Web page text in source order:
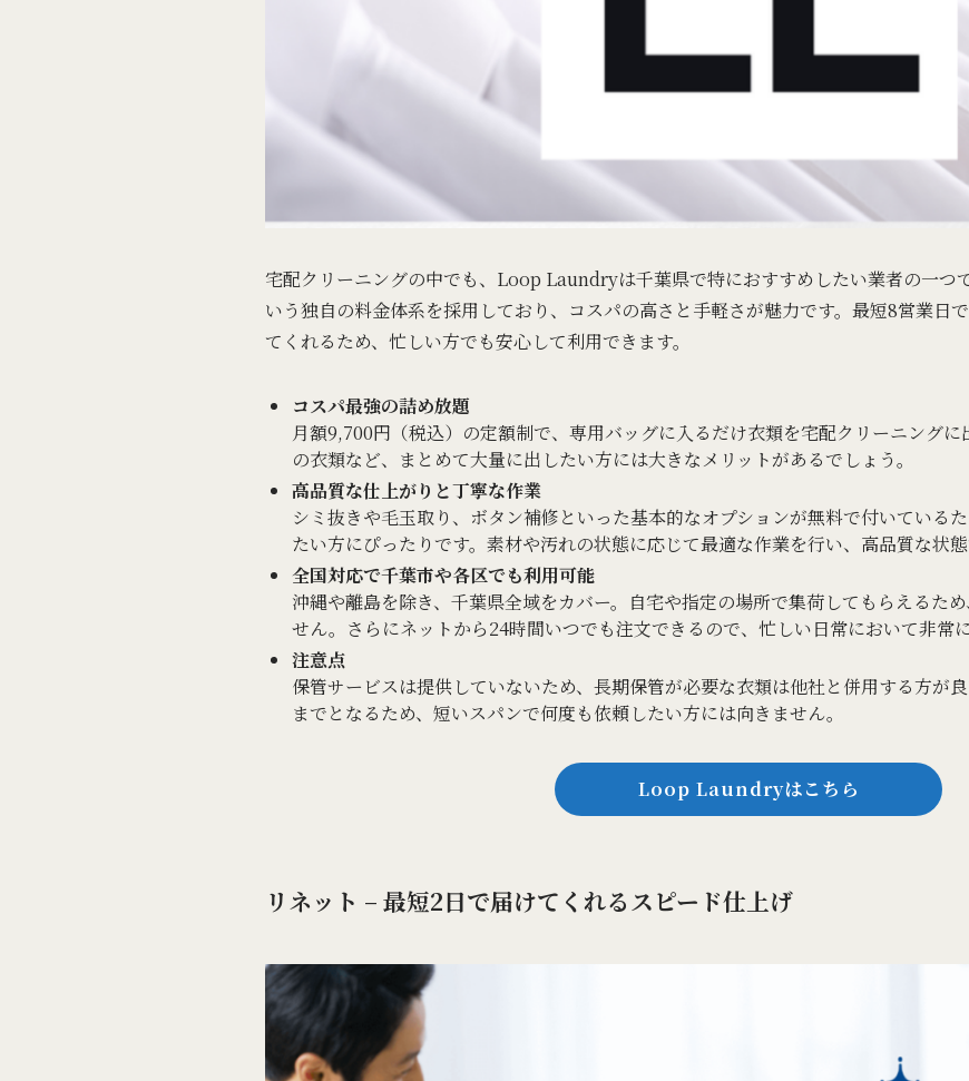
宅配クリーニングの中でも、Loop Laundryは千葉県で特におすすめしたい業者の一つ
いう独自の料金体系を採用しており、コスパの高さと手軽さが魅力です。最短8営業日
てくれるため、忙しい方でも安心して利用できます。
コスパ最強の詰め放題
月額9,700円（税込）の定額制で、専用バッグに入るだけ衣類を宅配クリーニング
の衣類など、まとめて大量に出したい方には大きなメリットがあるでしょう。
高品質な仕上がりと丁寧な作業
シミ抜きや毛玉取り、ボタン補修といった基本的なオプションが無料で付いている
たい方にぴったりです。素材や汚れの状態に応じて最適な作業を行い、高品質な状態
全国対応で千葉市や各区でも利用可能
沖縄や離島を除き、千葉県全域をカバー。自宅や指定の場所で集荷してもらえるた
せん。さらにネットから24時間いつでも注文できるので、忙しい日常において非常に
注意点
保管サービスは提供していないため、長期保管が必要な衣類は他社と併用する方が
までとなるため、短いスパンで何度も依頼したい方には向きません。
Loop Laundryはこちら
リネット – 最短2日で届けてくれるスピード仕上げ